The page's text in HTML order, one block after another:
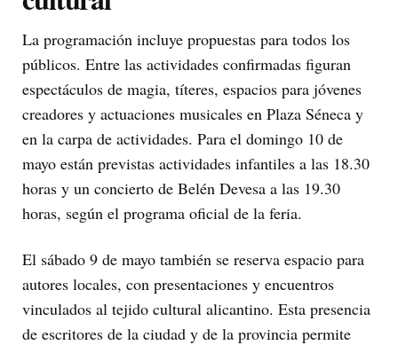
La programación incluye propuestas para todos los
públicos. Entre las actividades confirmadas figuran
espectáculos de magia, títeres, espacios para jóvenes
creadores y actuaciones musicales en Plaza Séneca y
en la carpa de actividades. Para el domingo 10 de
mayo están previstas actividades infantiles a las 18.30
horas y un concierto de Belén Devesa a las 19.30
horas, según el programa oficial de la feria.
El sábado 9 de mayo también se reserva espacio para
autores locales, con presentaciones y encuentros
vinculados al tejido cultural alicantino. Esta presencia
de escritores de la ciudad y de la provincia permite